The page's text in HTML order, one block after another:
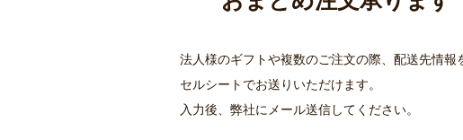
法人様のギフトや複数のご注文の際、配送先情報
セルシートでお送りいただけます。
入力後、弊社にメール送信してください。